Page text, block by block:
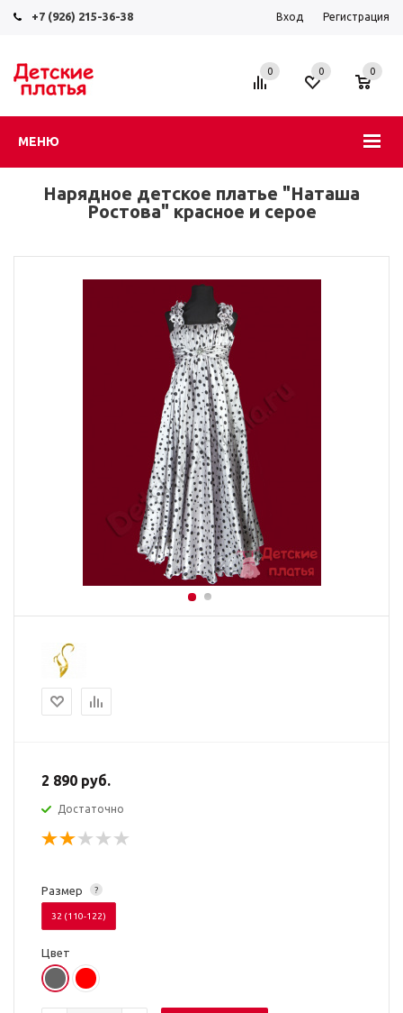
+7 (926) 215-36-38 Вход Регистрация
МЕНЮ
0 0 0
Нарядное детское платье "Наташа
Ростова" красное и серое
2 890 руб.
Достаточно
?
Размер
32 (110-122)
Цвет